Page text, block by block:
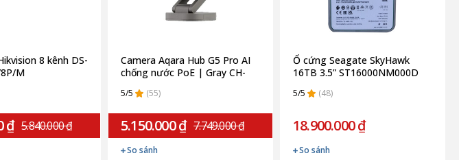
8 kênh DS-
M
₫ 5.840.000 ₫
Camera Aqara Hub G5 Pro AI
chống nước PoE | Gray CH-
5/5 (55)
5.150.000 ₫ 7.749.000 ₫
So sánh
Ổ cứng Seagate SkyHawk
16TB 3.5” ST16000NM000D
5/5 (48)
18.900.000 ₫
So sánh